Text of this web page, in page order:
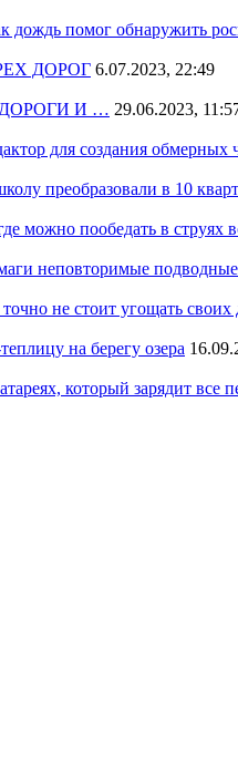
дождь помог обнаружить
ДОРОГ 6.07.2023, 22:49
И … 29.06.2023,
для создания обмерных
преобразовали в 10
можно пообедать в струях
неповторимые
не стоит угощать
на берегу озера
который зарядит все